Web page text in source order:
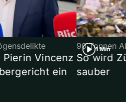
Vincenz
ein
1 Min
90 Tonnen
So wird
sauber